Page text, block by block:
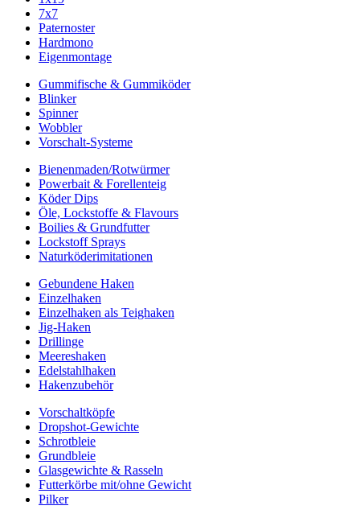
7x7
Paternoster
Hardmono
Eigenmontage
Gummifische & Gummiköder
Blinker
Spinner
Wobbler
Vorschalt-Systeme
Bienenmaden/Rotwürmer
Powerbait & Forellenteig
Köder Dips
Öle, Lockstoffe & Flavours
Boilies & Grundfutter
Lockstoff Sprays
Naturköderimitationen
Gebundene Haken
Einzelhaken
Einzelhaken als Teighaken
Jig-Haken
Drillinge
Meereshaken
Edelstahlhaken
Hakenzubehör
Vorschaltköpfe
Dropshot-Gewichte
Schrotbleie
Grundbleie
Glasgewichte & Rasseln
Futterkörbe mit/ohne Gewicht
Pilker